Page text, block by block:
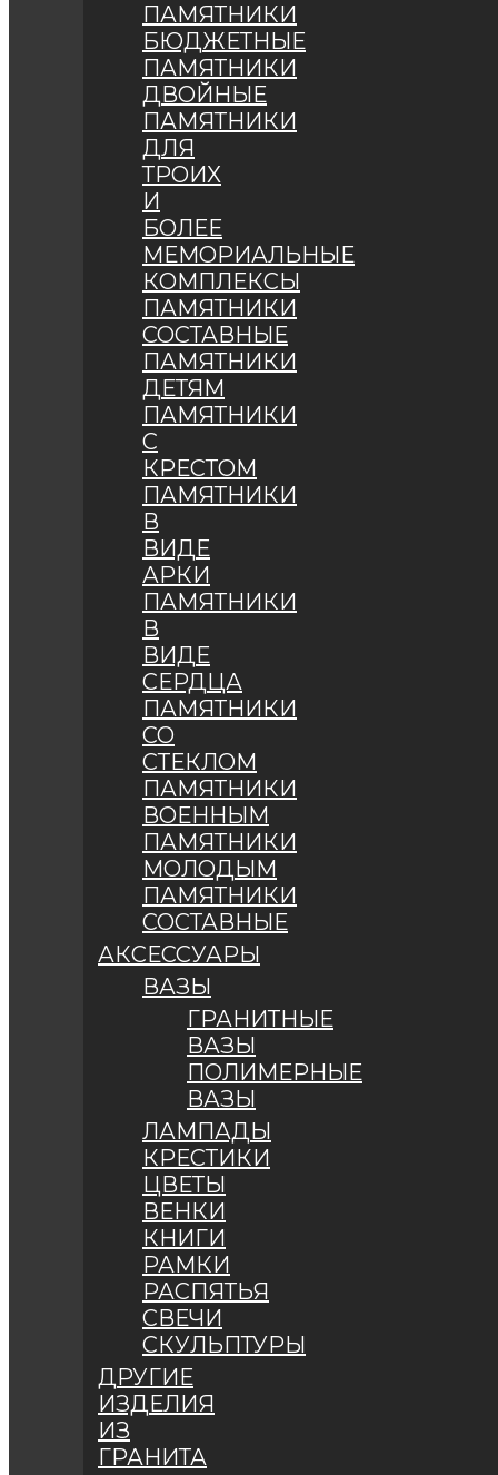
ПАМЯТНИКИ
БЮДЖЕТНЫЕ
ПАМЯТНИКИ
ДВОЙНЫЕ
ПАМЯТНИКИ
ДЛЯ
ТРОИХ
И
БОЛЕЕ
МЕМОРИАЛЬНЫЕ
КОМПЛЕКСЫ
ПАМЯТНИКИ
СОСТАВНЫЕ
ПАМЯТНИКИ
ДЕТЯМ
ПАМЯТНИКИ
С
КРЕСТОМ
ПАМЯТНИКИ
В
ВИДЕ
АРКИ
ПАМЯТНИКИ
В
ВИДЕ
СЕРДЦА
ПАМЯТНИКИ
СО
СТЕКЛОМ
ПАМЯТНИКИ
ВОЕННЫМ
ПАМЯТНИКИ
МОЛОДЫМ
ПАМЯТНИКИ
СОСТАВНЫЕ
АКСЕССУАРЫ
ВАЗЫ
ГРАНИТНЫЕ
ВАЗЫ
ПОЛИМЕРНЫЕ
ВАЗЫ
ЛАМПАДЫ
КРЕСТИКИ
ЦВЕТЫ
ВЕНКИ
КНИГИ
РАМКИ
РАСПЯТЬЯ
СВЕЧИ
СКУЛЬПТУРЫ
ДРУГИЕ
ИЗДЕЛИЯ
ИЗ
ГРАНИТА